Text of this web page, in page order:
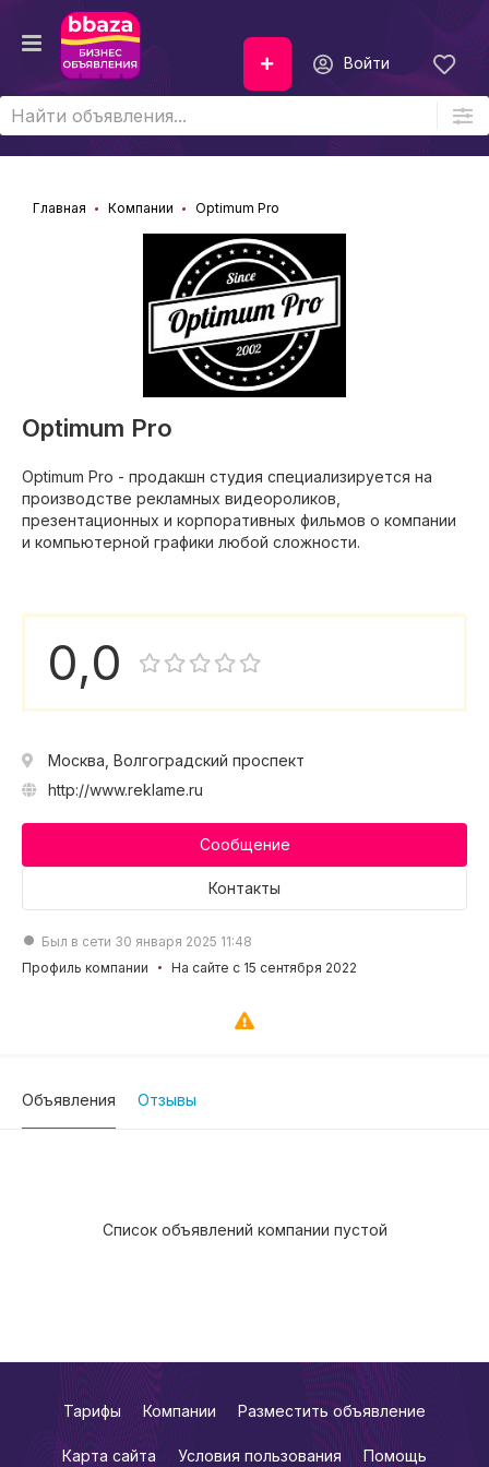
Войти
Главная Компании Optimum Pro
Optimum Pro
Optimum Pro - продакшн студия специализируется на
производстве рекламных видеороликов,
презентационных и корпоративных фильмов о компании
и компьютерной графики любой сложности.
0,0
Москва, Волгоградский проспект
http://www.reklame.ru
Сообщение
Контакты
Был в сети 30 января 2025 11:48
Профиль компании
На сайте с 15 сентября 2022
Объявления Отзывы
Список объявлений компании пустой
Тарифы Компании Разместить объявление
Карта сайта Условия пользования Помощь